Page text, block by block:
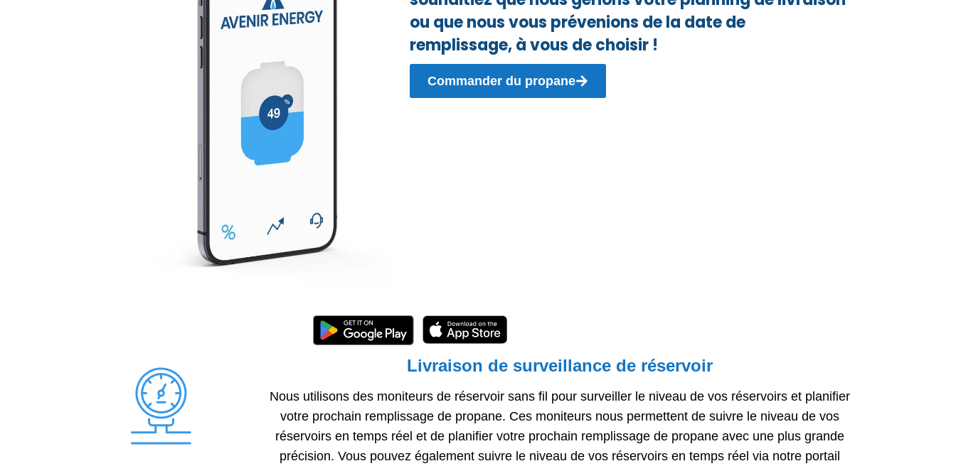
ou que nous vous prévenions de la date de
remplissage, à vous de choisir !
Commander du propane
Livraison de surveillance de réservoir
Nous utilisons des moniteurs de réservoir sans fil pour surveiller le niveau de vos réservoirs et planifier
votre prochain remplissage de propane. Ces moniteurs nous permettent de suivre le niveau de vos
réservoirs en temps réel et de planifier votre prochain remplissage de propane avec une plus grande
précision. Vous pouvez également suivre le niveau de vos réservoirs en temps réel via notre portail